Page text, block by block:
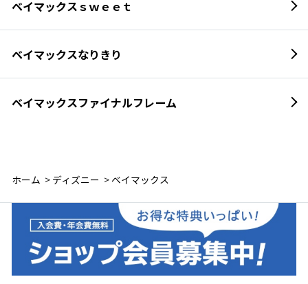
ベイマックスｓｗｅｅｔ
ベイマックスなりきり
ベイマックスファイナルフレーム
ホーム > ディズニー > ベイマックス